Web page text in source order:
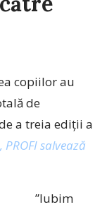
copiilor au
de
a treia ediții a
salvează
”Iubim